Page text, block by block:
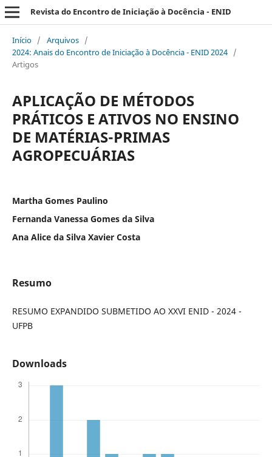
Revista do Encontro de Iniciação à Docência - ENID
Início / Arquivos /
2024: Anais do Encontro de Iniciação à Docência - ENID 2024 /
Artigos
APLICAÇÃO DE MÉTODOS
PRÁTICOS E ATIVOS NO ENSINO
DE MATÉRIAS-PRIMAS
AGROPECUÁRIAS
Martha Gomes Paulino
Fernanda Vanessa Gomes da Silva
Ana Alice da Silva Xavier Costa
Resumo
RESUMO EXPANDIDO SUBMETIDO AO XXVI ENID - 2024 -
UFPB
Downloads